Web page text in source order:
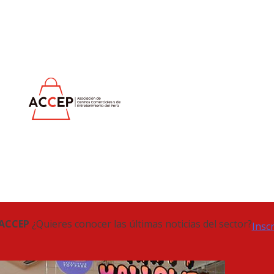
¿Quieres conocer las últimas noticias del sector?